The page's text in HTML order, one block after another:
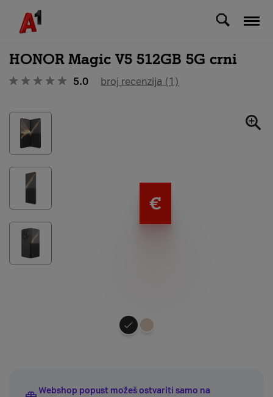
Svi uređaji
HONOR Magic V5 512GB 5G crni
5.0 broj recenzija (1)
€
Odaberite
Webshop popust možeš ostvariti samo na